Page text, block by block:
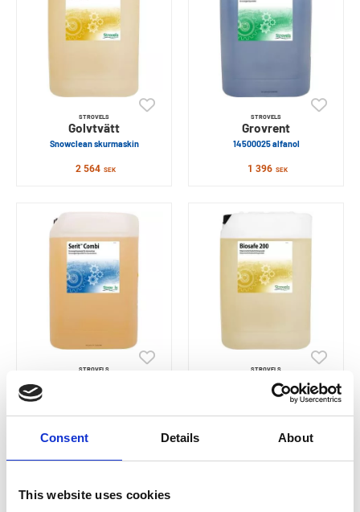
Consent Details About
This website uses cookies
STROVELS
Golvtvätt
Snowclean skurmaskin
2 564 SEK
STROVELS
Grovrent
14500025 alfanol
1 396 SEK
STROVELS STROVELS
Kallavfettning
14390025 biosafe 200